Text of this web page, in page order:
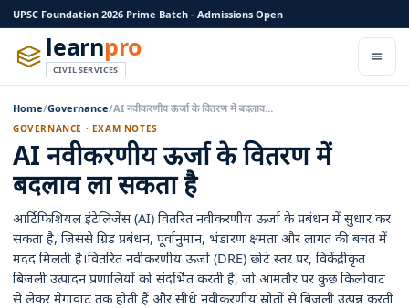
UPSC Foundation 2026 Prime Batch - Admissions Open
learnpro
CIVIL SERVICES
Home/Governance/AI नवीकरणीय ऊर्जा के वितरण में बदलाव…
GOVERNANCE · EXAM NOTES
AI नवीकरणीय ऊर्जा के वितरण में
बदलाव ला सकता है
आर्टिफिशियल इंटेलिजेंस (AI) वितरित नवीकरणीय ऊर्जा के प्रबंधन में सुधार कर
सकता है, जिससे ग्रिड प्रबंधन, पूर्वानुमान, भंडारण क्षमता और लागत की बचत में
मदद मिलती है।वितरित नवीकरणीय ऊर्जा (DRE) छोटे स्तर पर, विकेंद्रीकृत
बिजली उत्पादन प्रणालियों को संदर्भित करती है, जो आमतौर पर कुछ किलोवाट
से लेकर मेगावाट तक होती हैं और सीधे नवीकरणीय स्रोतों से बिजली उत्पन्न करती